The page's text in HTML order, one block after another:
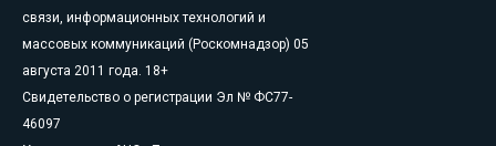
связи, информационных технологий и
массовых коммуникаций (Роскомнадзор) 05
августа 2011 года. 18+
Свидетельство о регистрации Эл № ФС77-
46097